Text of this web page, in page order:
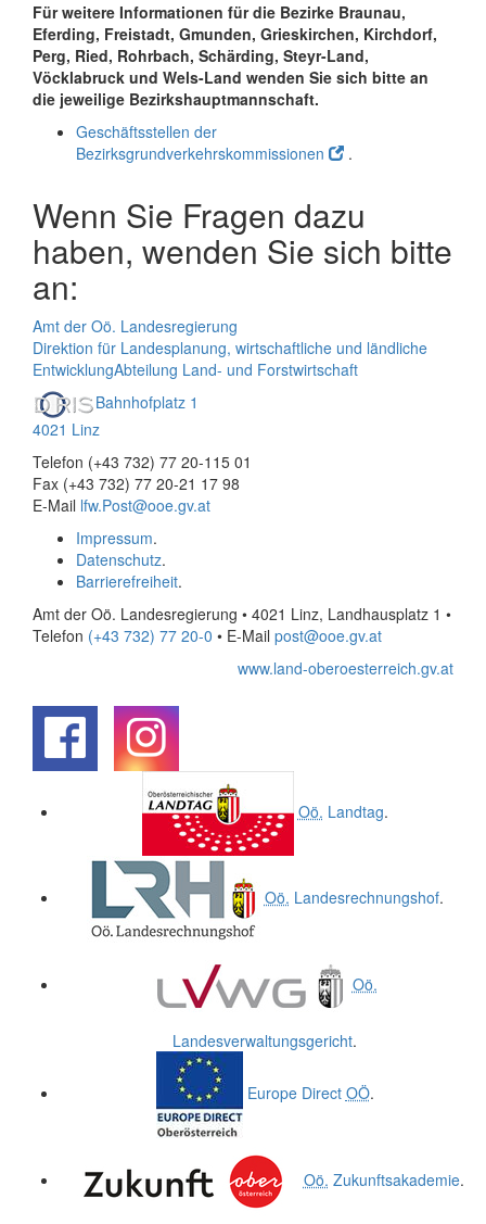
Für weitere Informationen für die Bezirke Braunau,
Eferding, Freistadt, Gmunden, Grieskirchen, Kirchdorf,
Perg, Ried, Rohrbach, Schärding, Steyr-Land,
Vöcklabruck und Wels-Land wenden Sie sich bitte an
die jeweilige Bezirkshauptmannschaft.
Geschäftsstellen der
Bezirksgrundverkehrskommissionen
.
Wenn Sie Fragen dazu
haben, wenden Sie sich bitte
an:
Amt der Oö. Landesregierung
Direktion für Landesplanung, wirtschaftliche und ländliche
EntwicklungAbteilung Land- und Forstwirtschaft
Bahnhofplatz 1
4021 Linz
Telefon (+43 732) 77 20-115 01
Fax (+43 732) 77 20-21 17 98
E-Mail lfw.Post@ooe.gv.at
Impressum.
Datenschutz.
Barrierefreiheit.
Amt der Oö. Landesregierung • 4021 Linz, Landhausplatz 1 •
Telefon (+43 732) 77 20-0 • E-Mail post@ooe.gv.at
www.land-oberoesterreich.gv.at
Oö. Landtag.
Oö. Landesrechnungshof.
Oö.
Landesverwaltungsgericht.
Europe Direct OÖ.
Oö. Zukunftsakademie.